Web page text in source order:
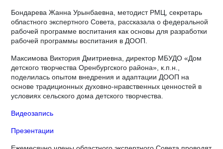
Бондарева Жанна Урынбаевна, методист РМЦ, секретарь
областного экспертного Совета, рассказала о федеральной
рабочей программе воспитания как основы для разработки
рабочей программы воспитания в ДООП.
Максимова Виктория Дмитриевна, директор МБУДО «Дом
детского творчества Оренбургского района», к.п.н.,
поделилась опытом внедрения и адаптации ДООП на
основе традиционных духовно-нравственных ценностей в
условиях сельского дома детского творчества.
Видеозапись
Презентации